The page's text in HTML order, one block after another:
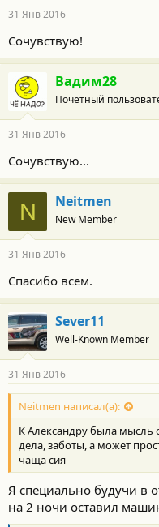
31 Янв 2016
Сочувствую!
Вадим28
Почетный
31 Янв 2016
Сочувствую...
N Neitmen
New Member
31 Янв 2016
Спасибо всем.
Sever11
Well-Known Member
31 Янв 2016
Neitmen написал(а):
К Александру была мысль
дела, заботы, а может
чаща сия
Я специально будучи в
на 2 ночи оставил